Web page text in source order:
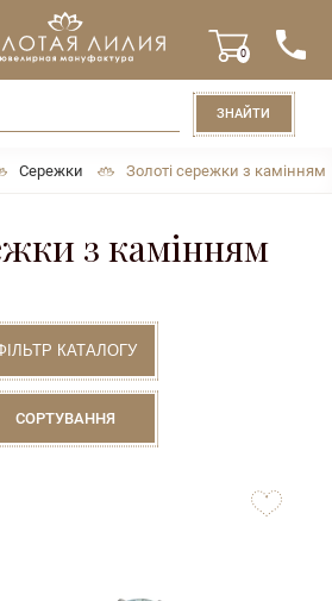
0
ЗНАЙТИ
Сережки Золоті сережки з камінням
з камінням
КАТАЛОГУ
СОРТУВАННЯ
favorites